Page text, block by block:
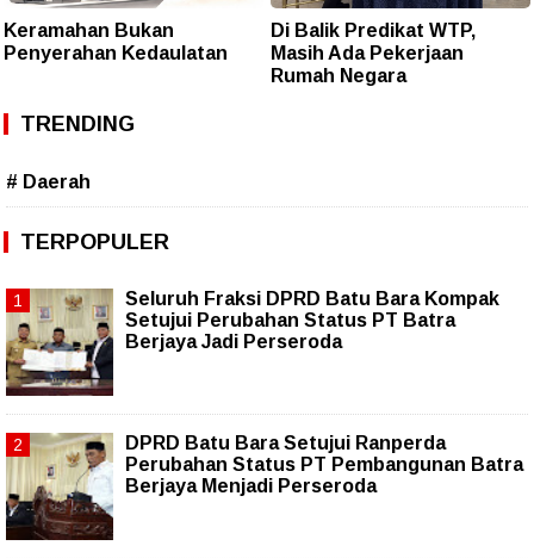
Keramahan Bukan
Penyerahan Kedaulatan
Di Balik Predikat WTP,
Masih Ada Pekerjaan
Rumah Negara
TRENDING
# Daerah
TERPOPULER
Seluruh Fraksi DPRD Batu Bara Kompak
Setujui Perubahan Status PT Batra
Berjaya Jadi Perseroda
DPRD Batu Bara Setujui Ranperda
Perubahan Status PT Pembangunan Batra
Berjaya Menjadi Perseroda